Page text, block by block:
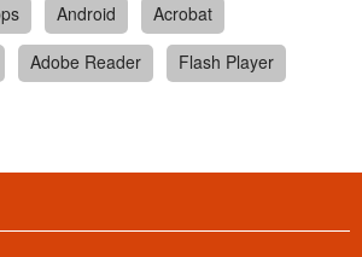
Android
Acrobat
Adobe Reader
Flash Player